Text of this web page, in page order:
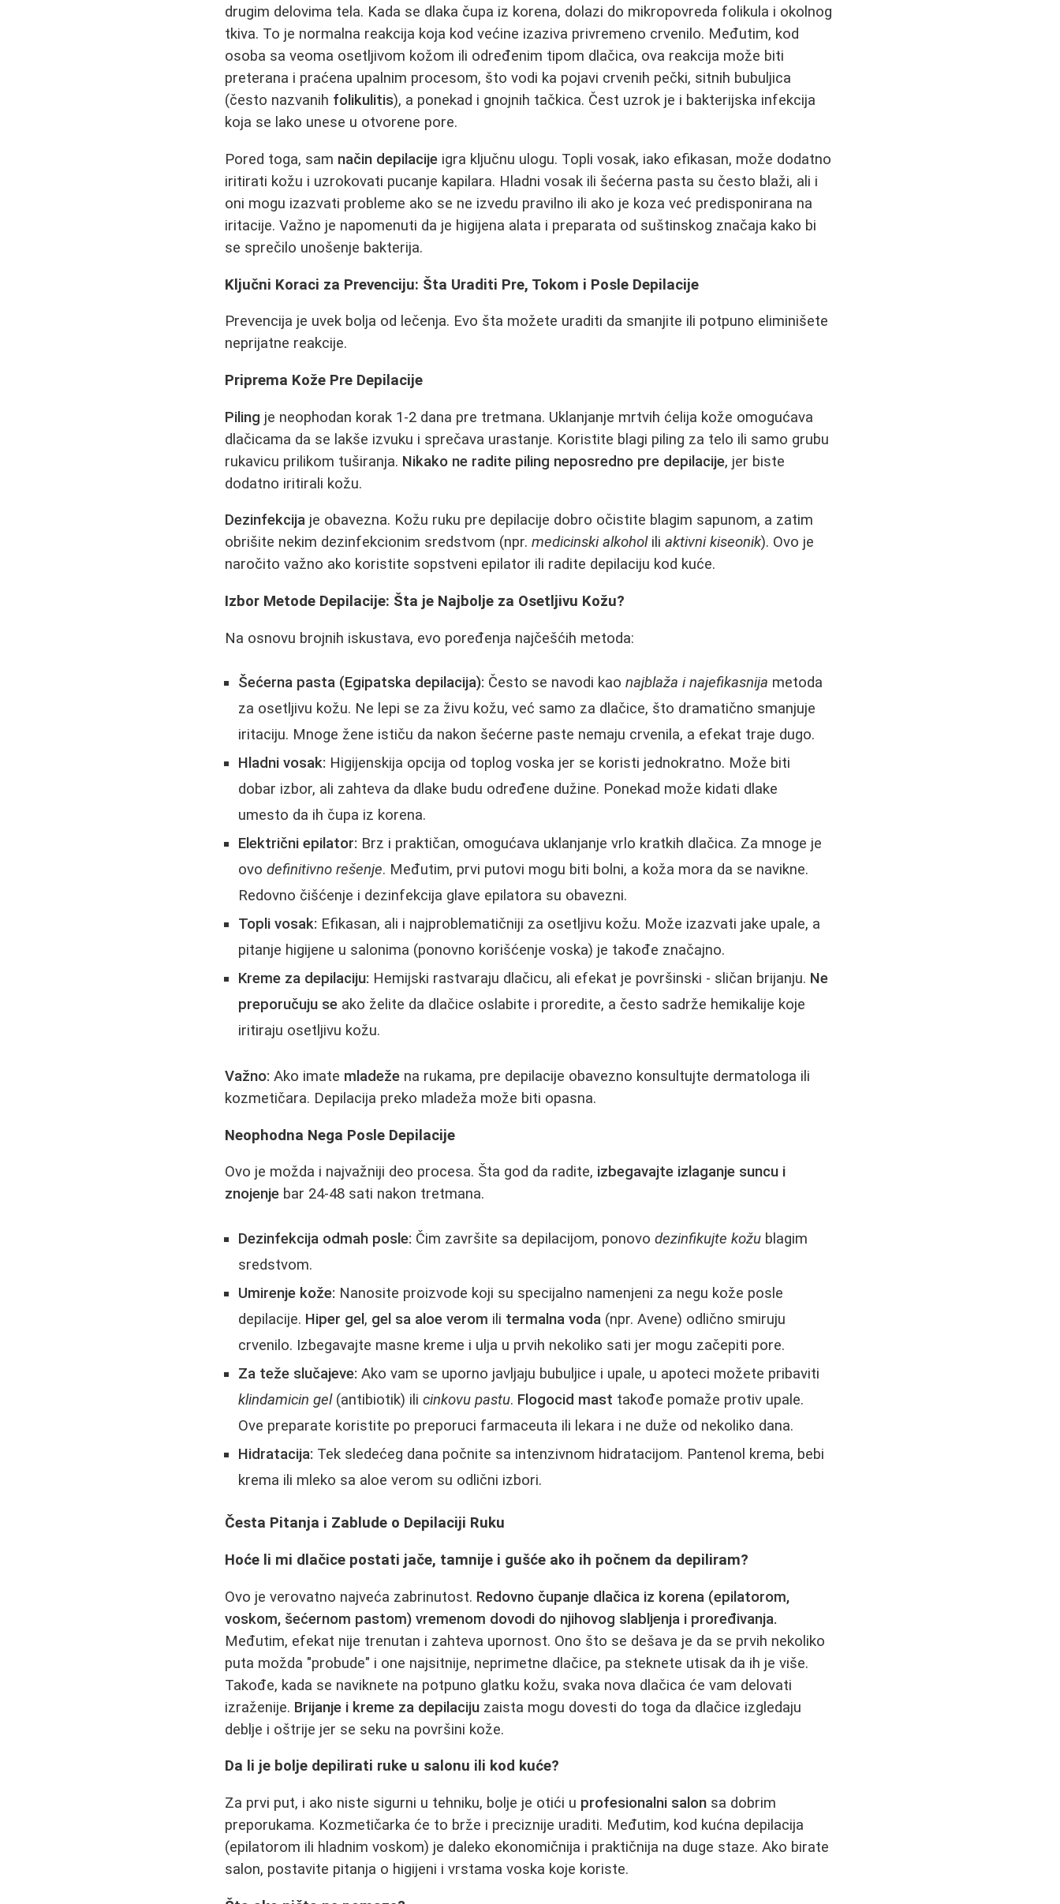
drugim delovima tela. Kada se dlaka čupa iz korena, dolazi do mikropovreda folikula i okolnog
tkiva. To je normalna reakcija koja kod većine izaziva privremeno crvenilo. Međutim, kod
osoba sa veoma osetljivom kožom ili određenim tipom dlačica, ova reakcija može biti
preterana i praćena upalnim procesom, što vodi ka pojavi crvenih pečki, sitnih bubuljica
(često nazvanih folikulitis), a ponekad i gnojnih tačkica. Čest uzrok je i bakterijska infekcija
koja se lako unese u otvorene pore.
Pored toga, sam način depilacije igra ključnu ulogu. Topli vosak, iako efikasan, može dodatno
iritirati kožu i uzrokovati pucanje kapilara. Hladni vosak ili šećerna pasta su često blaži, ali i
oni mogu izazvati probleme ako se ne izvedu pravilno ili ako je koza već predisponirana na
iritacije. Važno je napomenuti da je higijena alata i preparata od suštinskog značaja kako bi
se sprečilo unošenje bakterija.
Ključni Koraci za Prevenciju: Šta Uraditi Pre, Tokom i Posle Depilacije
Prevencija je uvek bolja od lečenja. Evo šta možete uraditi da smanjite ili potpuno eliminišete
neprijatne reakcije.
Priprema Kože Pre Depilacije
Piling je neophodan korak 1-2 dana pre tretmana. Uklanjanje mrtvih ćelija kože omogućava
dlačicama da se lakše izvuku i sprečava urastanje. Koristite blagi piling za telo ili samo grubu
rukavicu prilikom tuširanja. Nikako ne radite piling neposredno pre depilacije, jer biste
dodatno iritirali kožu.
Dezinfekcija je obavezna. Kožu ruku pre depilacije dobro očistite blagim sapunom, a zatim
obrišite nekim dezinfekcionim sredstvom (npr.medicinski alkoholiliaktivni kiseonik). Ovo je
naročito važno ako koristite sopstveni epilator ili radite depilaciju kod kuće.
Izbor Metode Depilacije: Šta je Najbolje za Osetljivu Kožu?
Na osnovu brojnih iskustava, evo poređenja najčešćih metoda:
Šećerna pasta (Egipatska depilacija): Često se navodi kaonajblaža i najefikasnija metoda
za osetljivu kožu. Ne lepi se za živu kožu, već samo za dlačice, što dramatično smanjuje
iritaciju. Mnoge žene ističu da nakon šećerne paste nemaju crvenila, a efekat traje dugo.
Hladni vosak: Higijenskija opcija od toplog voska jer se koristi jednokratno. Može biti
dobar izbor, ali zahteva da dlake budu određene dužine. Ponekad može kidati dlake
umesto da ih čupa iz korena.
Električni epilator: Brz i praktičan, omogućava uklanjanje vrlo kratkih dlačica. Za mnoge je
ovodefinitivno rešenje. Međutim, prvi putovi mogu biti bolni, a koža mora da se navikne.
Redovno čišćenje i dezinfekcija glave epilatora su obavezni.
Topli vosak: Efikasan, ali i najproblematičniji za osetljivu kožu. Može izazvati jake upale, a
pitanje higijene u salonima (ponovno korišćenje voska) je takođe značajno.
Kreme za depilaciju: Hemijski rastvaraju dlačicu, ali efekat je površinski - sličan brijanju. Ne
preporučuju se ako želite da dlačice oslabite i proredite, a često sadrže hemikalije koje
iritiraju osetljivu kožu.
Važno: Ako imate mladeže na rukama, pre depilacije obavezno konsultujte dermatologa ili
kozmetičara. Depilacija preko mladeža može biti opasna.
Neophodna Nega Posle Depilacije
Ovo je možda i najvažniji deo procesa. Šta god da radite, izbegavajte izlaganje suncu i
znojenje bar 24-48 sati nakon tretmana.
Dezinfekcija odmah posle: Čim završite sa depilacijom, ponovodezinfikujte kožu blagim
sredstvom.
Umirenje kože: Nanosite proizvode koji su specijalno namenjeni za negu kože posle
depilacije. Hiper gel , gel sa aloe verom ili termalna voda (npr. Avene) odlično smiruju
crvenilo. Izbegavajte masne kreme i ulja u prvih nekoliko sati jer mogu začepiti pore.
Za teže slučajeve: Ako vam se uporno javljaju bubuljice i upale, u apoteci možete pribaviti
klindamicin gel(antibiotik) ilicinkovu pastu. Flogocid mast takođe pomaže protiv upale.
Ove preparate koristite po preporuci farmaceuta ili lekara i ne duže od nekoliko dana.
Hidratacija: Tek sledećeg dana počnite sa intenzivnom hidratacijom. Pantenol krema, bebi
krema ili mleko sa aloe verom su odlični izbori.
Česta Pitanja i Zablude o Depilaciji Ruku
Hoće li mi dlačice postati jače, tamnije i gušće ako ih počnem da depiliram?
Ovo je verovatno najveća zabrinutost. Redovno čupanje dlačica iz korena (epilatorom,
voskom, šećernom pastom) vremenom dovodi do njihovog slabljenja i proređivanja.
Međutim, efekat nije trenutan i zahteva upornost. Ono što se dešava je da se prvih nekoliko
puta možda "probude" i one najsitnije, neprimetne dlačice, pa steknete utisak da ih je više.
Takođe, kada se naviknete na potpuno glatku kožu, svaka nova dlačica će vam delovati
izraženije. Brijanje i kreme za depilaciju zaista mogu dovesti do toga da dlačice izgledaju
deblje i oštrije jer se seku na površini kože.
Da li je bolje depilirati ruke u salonu ili kod kuće?
Za prvi put, i ako niste sigurni u tehniku, bolje je otići u profesionalni salon sa dobrim
preporukama. Kozmetičarka će to brže i preciznije uraditi. Međutim, kod kućna depilacija
(epilatorom ili hladnim voskom) je daleko ekonomičnija i praktičnija na duge staze. Ako birate
salon, postavite pitanja o higijeni i vrstama voska koje koriste.